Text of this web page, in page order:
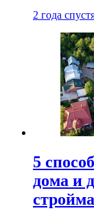
2 года
5
дома и